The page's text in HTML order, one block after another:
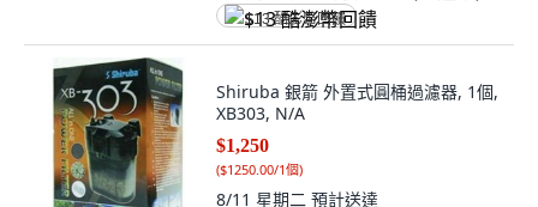
$13 酷澎幣回饋
Shiruba 銀箭 外置式圓桶過濾器, 1個,
XB303, N/A
$1,250
($1250.00/1個)
8/11 星期二 預計送達